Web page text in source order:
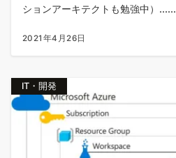
ションアーキテクトも勉強中）......
2021年4月26日
IT・開発